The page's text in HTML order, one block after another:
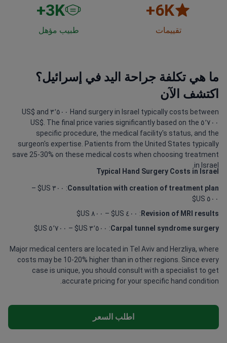
6K+
تقييمات
3K+
طبيب مؤهل
ما هي تكلفة جراحة اليد في إسرائيل؟
اكتشف الآن
Hand surgery in Israel typically costs between ٣٬٥٠٠ US$ and
٥٬٧٠٠ US$. The final price varies significantly based on the
specific procedure, the medical facility's status, and the
surgeon's expertise. Patients from the United States typically
save 25-30% on these medical costs when choosing treatment
in Israel.
Typical Hand Surgery Costs in Israel
Consultation with creation of treatment plan
: ٣٠٠ US$ –
٥٠٠ US$
Revision of MRI results : ٤٠٠ US$ – ٨٠٠ US$
Carpal tunnel syndrome surgery: ٣٬٥٠٠ US$ – ٥٬٧٠٠ US$
Major medical centers are located in Tel Aviv and Herzliya, where
costs may be 10-20% higher than in other regions. Since every
case is unique, you should consult with a specialist to get
accurate pricing for your specific hand condition.
اطلب السعر